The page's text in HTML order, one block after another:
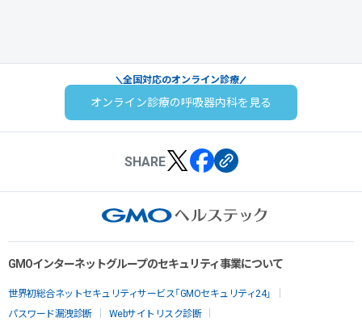
全国対応のオンライン診療
オンライン診療の呼吸器内科を見る
SHARE
GMOインターネットグループのセキュリティ事業について
世界初総合ネットセキュリティサービス「GMOセキュリティ24」
パスワード漏洩診断
Webサイトリスク診断